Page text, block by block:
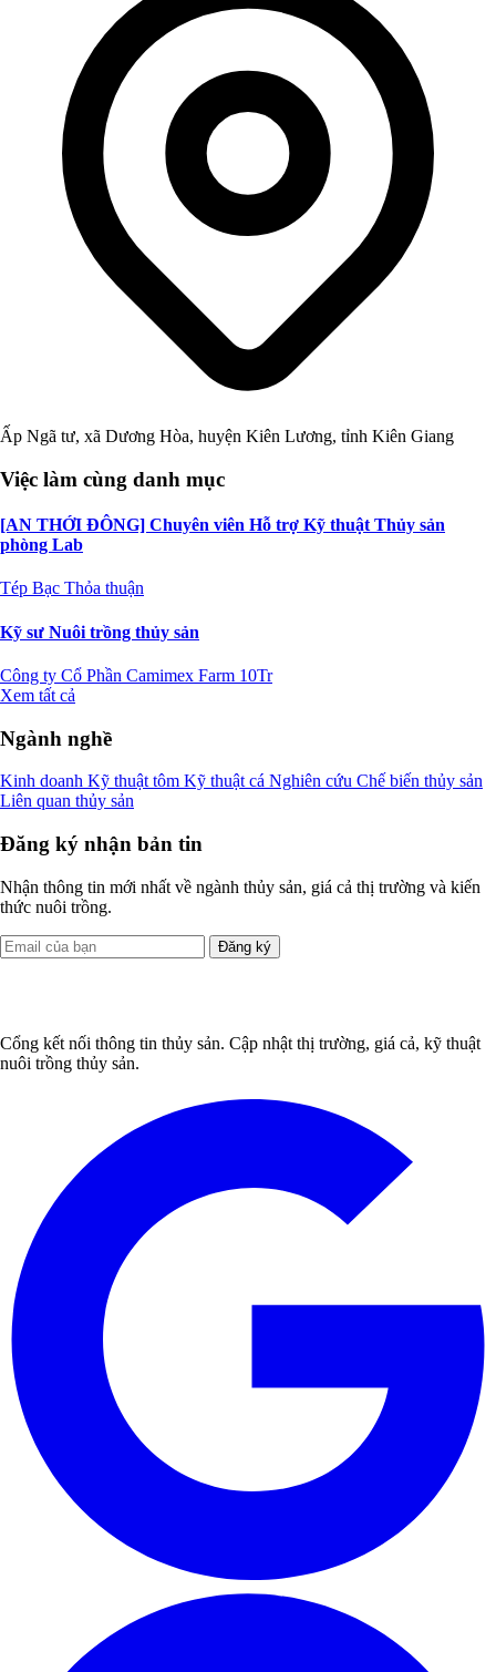
Ấp Ngã tư, xã Dương Hòa, huyện Kiên Lương, tỉnh Kiên Giang
Việc làm cùng danh mục
[AN THỚI ĐÔNG] Chuyên viên Hỗ trợ Kỹ thuật Thủy sản
phòng Lab
Tép Bạc Thỏa thuận
Kỹ sư Nuôi trồng thủy sản
Công ty Cổ Phần Camimex Farm 10Tr
Xem tất cả
Ngành nghề
Kinh doanh Kỹ thuật tôm Kỹ thuật cá Nghiên cứu Chế biến thủy sản
Liên quan thủy sản
Đăng ký nhận bản tin
Nhận thông tin mới nhất về ngành thủy sản, giá cả thị trường và kiến
thức nuôi trồng.
Đăng ký
Cổng kết nối thông tin thủy sản. Cập nhật thị trường, giá cả, kỹ thuật
nuôi trồng thủy sản.